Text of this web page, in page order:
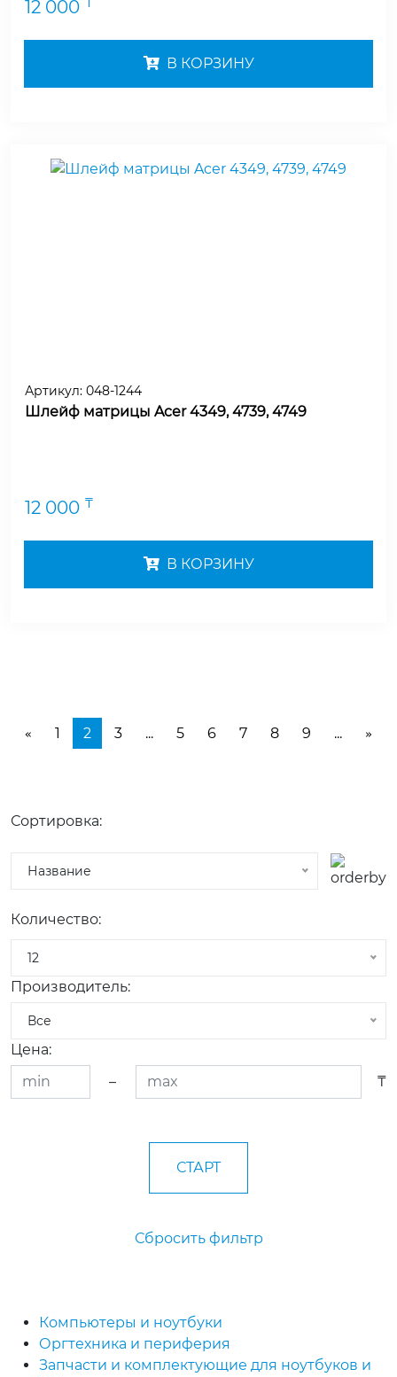
Сортировка:
Название
Количество:
12
Производитель:
Все
Цена:
–
₸
Сбросить фильтр
Компьютеры и ноутбуки
Оргтехника и периферия
Запчасти и комплектующие для ноутбуков и
12 000
В КОРЗИНУ
Артикул: 048-1244
Шлейф матрицы Acer 4349, 4739, 4749
12 000 ₸
В КОРЗИНУ
« 1 2 3 ... 5 6 7 8 9 ... »